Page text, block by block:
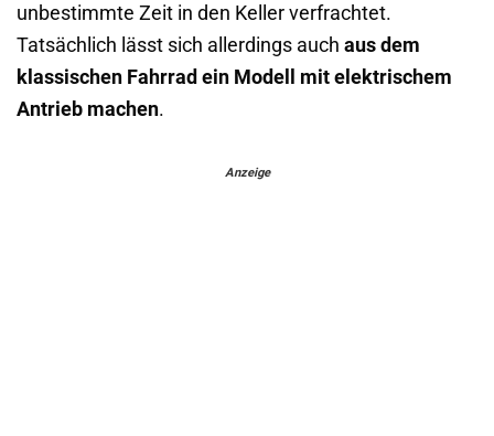
unbestimmte Zeit in den Keller verfrachtet.
Tatsächlich lässt sich allerdings auch aus dem
klassischen Fahrrad ein Modell mit elektrischem
Antrieb machen.
Anzeige